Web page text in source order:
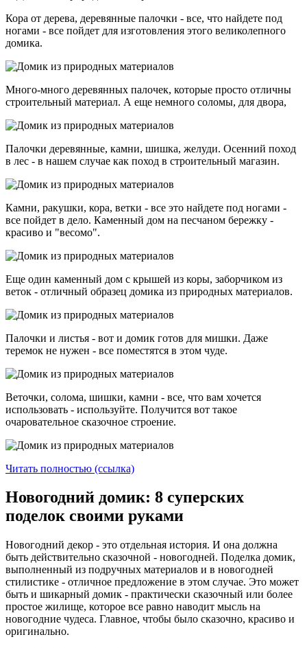
Кора от дерева, деревянные палочки - все, что найдете под
ногами - все пойдет для изготовления этого великолепного
домика.
Много-много деревянных палочек, которые просто отличны
строительный материал. А еще немного соломы, для двора,
Палочки деревянные, камни, шишка, желуди. Осенний поход
в лес - в нашем случае как поход в строительный магазин.
Камни, ракушки, кора, ветки - все это найдете под ногами -
все пойдет в дело. Каменный дом на песчаном бережку -
красиво и "весомо".
Еще один каменный дом с крышей из коры, заборчиком из
веток - отличный образец домика из природных материалов.
Палочки и листья - вот и домик готов для мишки. Даже
теремок не нужен - все поместятся в этом чуде.
Веточки, солома, шишки, камни - все, что вам хочется
использовать - используйте. Получится вот такое
очаровательное сказочное строение.
Читать полностью (ссылка)
Новогодний домик: 8 суперских
поделок своими руками
Новогодний декор - это отдельная история. И она должна
быть действительно сказочной - новогодней. Поделка домик,
выполненный из подручных материалов и в новогодней
стилистике - отличное предложение в этом случае. Это может
быть и шикарный домик - практически сказочный или более
простое жилище, которое все равно наводит мысль на
новогодние чудеса. Главное, чтобы было сказочно, красиво и
оригинально.